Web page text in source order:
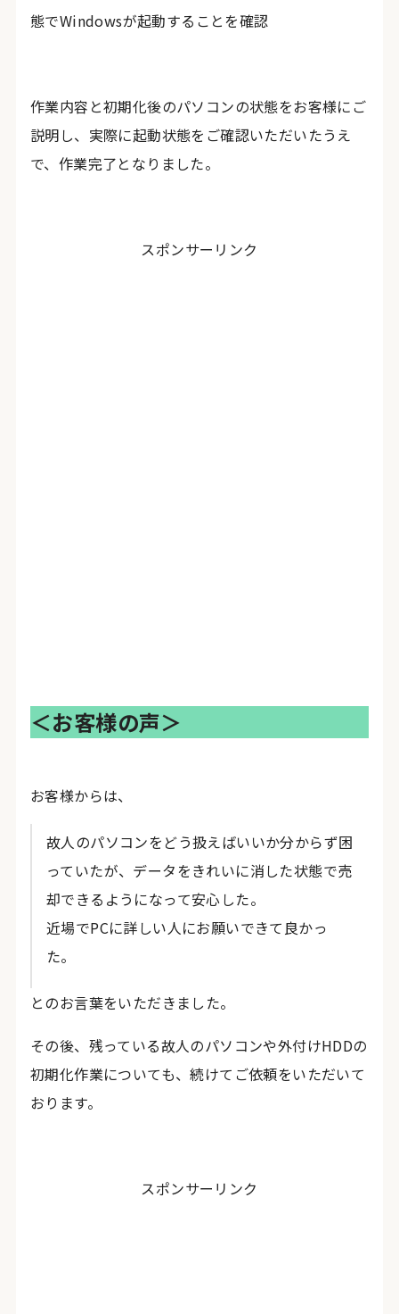
態でWindowsが起動することを確認
作業内容と初期化後のパソコンの状態をお客様にご
説明し、実際に起動状態をご確認いただいたうえ
で、作業完了となりました。
スポンサーリンク
＜お客様の声＞
お客様からは、
故人のパソコンをどう扱えばいいか分からず困
っていたが、データをきれいに消した状態で売
却できるようになって安心した。
近場でPCに詳しい人にお願いできて良かっ
た。
とのお言葉をいただきました。
その後、残っている故人のパソコンや外付けHDDの
初期化作業についても、続けてご依頼をいただいて
おります。
スポンサーリンク